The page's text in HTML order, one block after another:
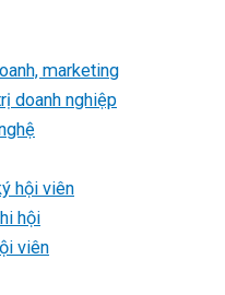
marketing
doanh nghiệp
hội viên
hội
viên